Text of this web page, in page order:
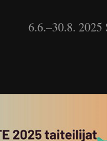
6.6.–30.8.